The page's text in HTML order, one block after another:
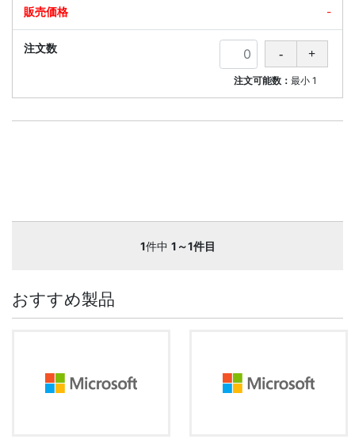
-
注文可能数：最小 1
1件中 1～1件目
おすすめ製品